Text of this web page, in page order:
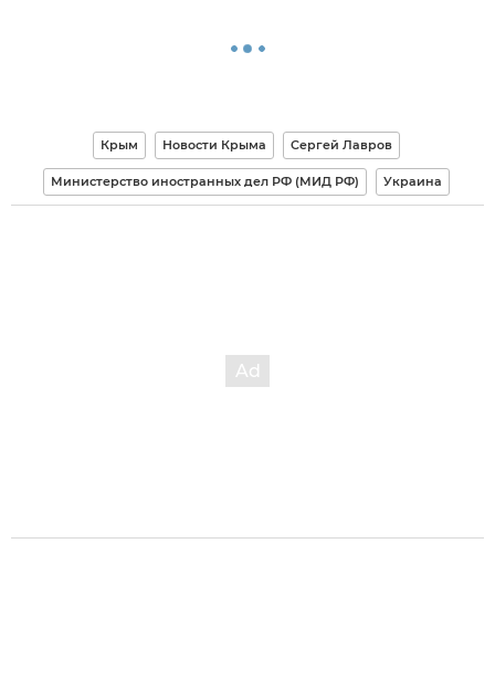
Крым Новости Крыма Сергей Лавров
Министерство иностранных дел РФ (МИД РФ) Украина